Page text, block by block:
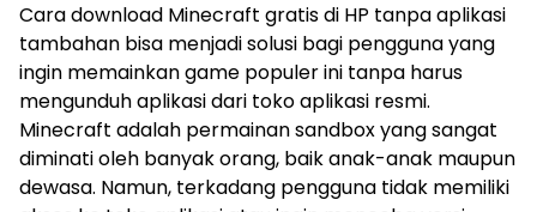
Cara download Minecraft gratis di HP tanpa aplikasi
tambahan bisa menjadi solusi bagi pengguna yang
ingin memainkan game populer ini tanpa harus
mengunduh aplikasi dari toko aplikasi resmi.
Minecraft adalah permainan sandbox yang sangat
diminati oleh banyak orang, baik anak-anak maupun
dewasa. Namun, terkadang pengguna tidak memiliki